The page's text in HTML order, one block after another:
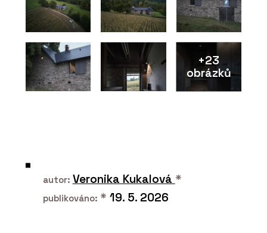
+23
obrázků
autor: Veronika Kukalová *
publikováno: * 19. 5. 2026